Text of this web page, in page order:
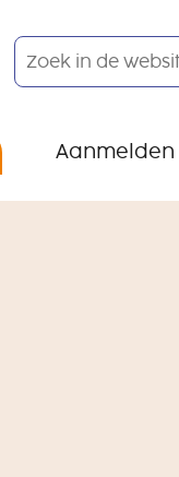
Aanmelden